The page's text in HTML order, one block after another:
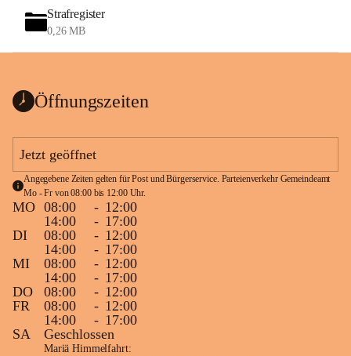
Strafregister
0,26 MB
Öffnungszeiten
Jetzt geöffnet
Angegebene Zeiten gelten für Post und Bürgerservice. Parteienverkehr Gemeindeamt
Mo - Fr von 08:00 bis 12:00 Uhr.
MO 08:00 - 12:00
14:00
- 17:00
DI
08:00 - 12:00
14:00
- 17:00
MI
08:00 - 12:00
14:00
- 17:00
DO
08:00 - 12:00
FR
08:00 - 12:00
14:00
- 17:00
SA
Geschlossen
Mariä Himmelfahrt: